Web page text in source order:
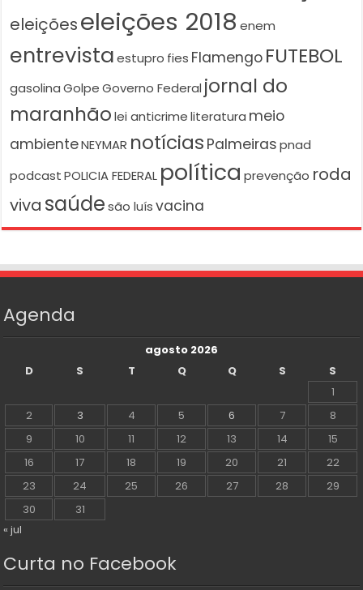
eleiçõeseleições 2018 enem
entrevista estupro fies Flamengo FUTEBOL
gasolina Golpe Governo Federal jornal do
maranhão lei anticrime literatura meio
ambienteNEYMAR notícias Palmeiras pnad
podcast POLICIA FEDERAL política prevenção roda
viva saúde são luís vacina
Agenda
agosto 2026
D
S T Q Q S
S
1
2
3 4 5 6 7
8
9
10 11 12 13 14
15
16
17 18 19 20 21
22
23
24 25 26 27 28
29
30
31
« jul
Curta no Facebook